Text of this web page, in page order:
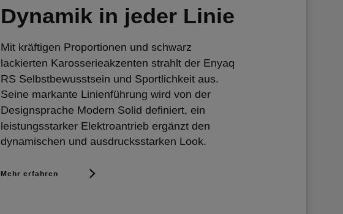
Dynamik in jeder Linie
Mit kräftigen Proportionen und schwarz
lackierten Karosserieakzenten strahlt der Enyaq
RS Selbstbewusstsein und Sportlichkeit aus.
Seine markante Linienführung wird von der
Designsprache Modern Solid definiert, ein
leistungsstarker Elektroantrieb ergänzt den
dynamischen und ausdrucksstarken Look.
Mehr erfahren